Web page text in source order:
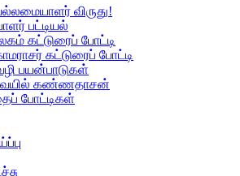
விருது!
பட்டியல்
கட்டுரைப் போட்டி
கட்டுரைப் போட்டி
பயன்பாடுகள்
கண்ணதாசன்
போட்டிகள்